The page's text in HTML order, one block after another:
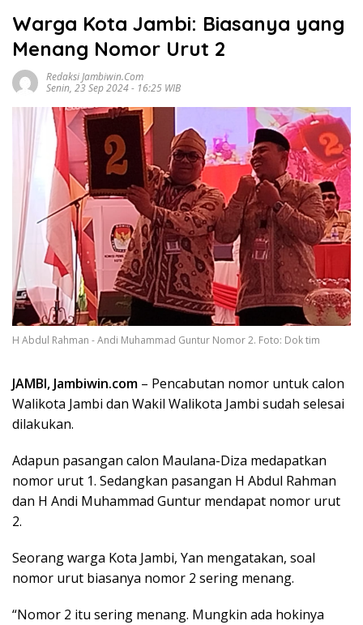
Warga Kota Jambi: Biasanya yang
Menang Nomor Urut 2
Redaksi Jambiwin.com
Senin, 23 Sep 2024 - 16:25 WIB
H Abdul Rahman - Andi Muhammad Guntur Nomor 2. Foto: Dok tim
JAMBI, Jambiwin.com – Pencabutan nomor untuk calon
Walikota Jambi dan Wakil Walikota Jambi sudah selesai
dilakukan.
Adapun pasangan calon Maulana-Diza medapatkan
nomor urut 1. Sedangkan pasangan H Abdul Rahman
dan H Andi Muhammad Guntur mendapat nomor urut
2.
Seorang warga Kota Jambi, Yan mengatakan, soal
nomor urut biasanya nomor 2 sering menang.
“Nomor 2 itu sering menang. Mungkin ada hokinya